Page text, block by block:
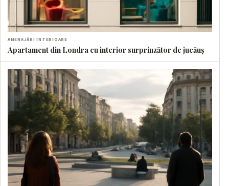
AMENAJĂRI INTERIOARE
Apartament din Londra cu interior surprinzător de jucăuș